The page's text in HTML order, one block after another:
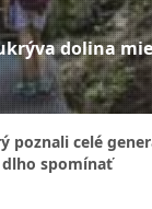
dolina
poznali celé
dlho spomínať